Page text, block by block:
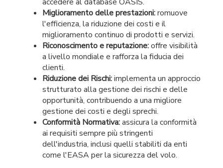
Miglioramento delle prestazioni:romuove
l'efficienza, la riduzione dei costi e il
miglioramento continuo di prodotti e servizi.
Riconoscimento e reputazione:offre visibilità
a livello mondiale e rafforza la fiducia dei
clienti.
Riduzione dei Rischi:implementa un approccio
strutturato alla gestione dei rischi e delle
opportunità, contribuendo a una migliore
gestione dei costi e degli sprechi.
Conformità Normativa:assicura la conformità
ai requisiti sempre più stringenti
dell'industria, inclusi quelli stabiliti da enti
come l'EASA per la sicurezza del volo.